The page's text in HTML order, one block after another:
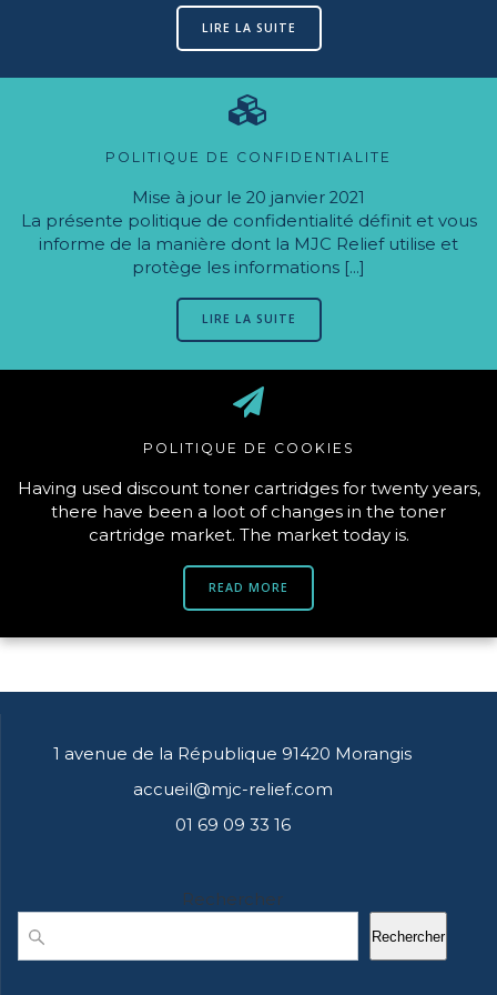
LIRE LA SUITE
POLITIQUE DE CONFIDENTIALITE
Mise à jour le 20 janvier 2021
La présente politique de confidentialité définit et vous
informe de la manière dont la MJC Relief utilise et
protège les informations […]
LIRE LA SUITE
POLITIQUE DE COOKIES
Having used discount toner cartridges for twenty years,
there have been a loot of changes in the toner
cartridge market. The market today is.
READ MORE
1 avenue de la République 91420 Morangis
accueil@mjc-relief.com
01 69 09 33 16
Rechercher
Rechercher